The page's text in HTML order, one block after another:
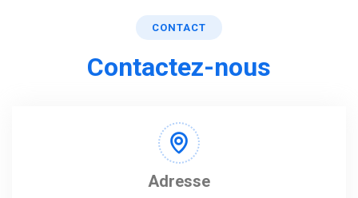
CONTACT
Contactez-nous
Adresse